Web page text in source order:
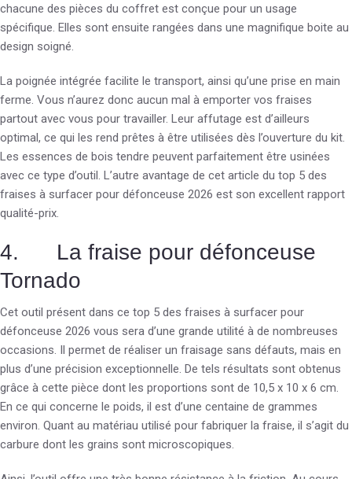
chacune des pièces du coffret est conçue pour un usage
spécifique. Elles sont ensuite rangées dans une magnifique boite au
design soigné.
La poignée intégrée facilite le transport, ainsi qu’une prise en main
ferme. Vous n’aurez donc aucun mal à emporter vos fraises
partout avec vous pour travailler. Leur affutage est d’ailleurs
optimal, ce qui les rend prêtes à être utilisées dès l’ouverture du kit.
Les essences de bois tendre peuvent parfaitement être usinées
avec ce type d’outil. L’autre avantage de cet article du top 5 des
fraises à surfacer pour défonceuse 2026 est son excellent rapport
qualité-prix.
4. La fraise pour défonceuse
Tornado
Cet outil présent dans ce top 5 des fraises à surfacer pour
défonceuse 2026 vous sera d’une grande utilité à de nombreuses
occasions. Il permet de réaliser un fraisage sans défauts, mais en
plus d’une précision exceptionnelle. De tels résultats sont obtenus
grâce à cette pièce dont les proportions sont de 10,5 x 10 x 6 cm.
En ce qui concerne le poids, il est d’une centaine de grammes
environ. Quant au matériau utilisé pour fabriquer la fraise, il s’agit du
carbure dont les grains sont microscopiques.